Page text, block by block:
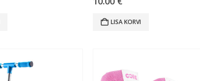
LISA KORVI